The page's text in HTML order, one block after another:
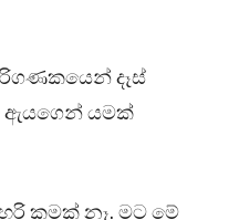
දෑස්
ඇයගෙන් යමක්
කමක් නෑ. මට මේ